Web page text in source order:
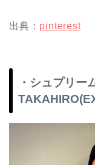
出典： pinterest
・シュプリー